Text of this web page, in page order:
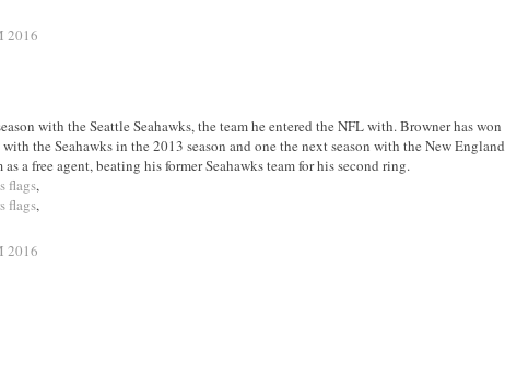
2016
with the Seattle Seahawks, the team he entered the NFL with. Browner has won
the Seahawks in the 2013 season and one the next season with the New England
a free agent, beating his former Seahawks team for his second ring.
flags,
flags,
2016